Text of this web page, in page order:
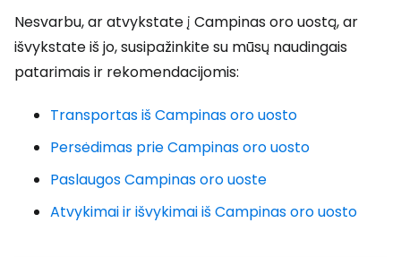
Nesvarbu, ar atvykstate į Campinas oro uostą, ar
išvykstate iš jo, susipažinkite su mūsų naudingais
patarimais ir rekomendacijomis:
Transportas iš Campinas oro uosto
Persėdimas prie Campinas oro uosto
Paslaugos Campinas oro uoste
Atvykimai ir išvykimai iš Campinas oro uosto